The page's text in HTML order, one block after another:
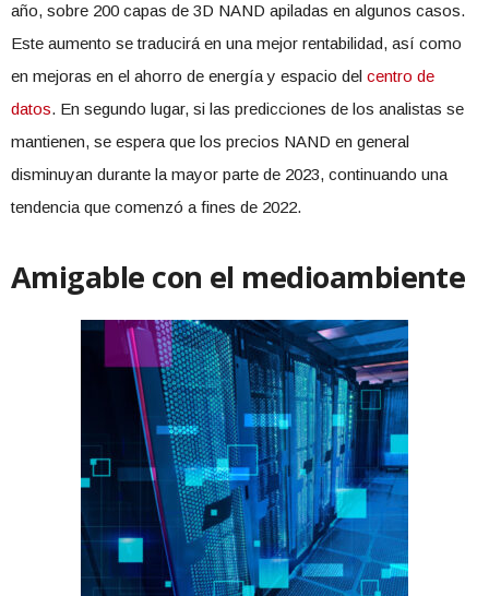
año, sobre 200 capas de 3D NAND apiladas en algunos casos.
Este aumento se traducirá en una mejor rentabilidad, así como
en mejoras en el ahorro de energía y espacio del centro de
datos. En segundo lugar, si las predicciones de los analistas se
mantienen, se espera que los precios NAND en general
disminuyan durante la mayor parte de 2023, continuando una
tendencia que comenzó a fines de 2022.
Amigable con el medioambiente